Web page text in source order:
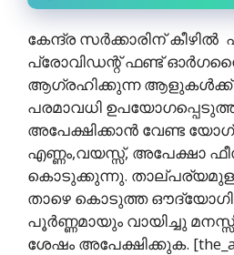
കേന്ദ്ര സര്‍ക്കാരിന്
പ്രോവിഡന്റ് ഫണ്ട്‌
ആഗ്രഹിക്കുന്ന
പരമാവധി
അപേക്ഷിക്കാന്‍ വേണ്ട
എണ്ണം,വയസ്സ്, അപേക്ഷാ
കൊടുക്കുന്നു.
താഴെ കൊടുത്ത
പൂര്‍ണ്ണമായും വായിച്ചു
ശേഷം അപേക്ഷിക്കുക.